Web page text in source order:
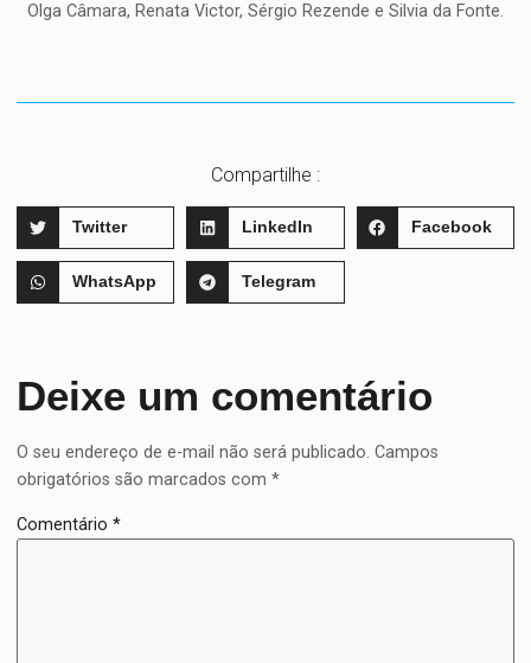
Olga Câmara, Renata Victor, Sérgio Rezende e Silvia da Fonte.
Compartilhe :
Twitter LinkedIn Facebook
WhatsApp Telegram
Deixe um comentário
O seu endereço de e-mail não será publicado. Campos
obrigatórios são marcados com*
Comentário*